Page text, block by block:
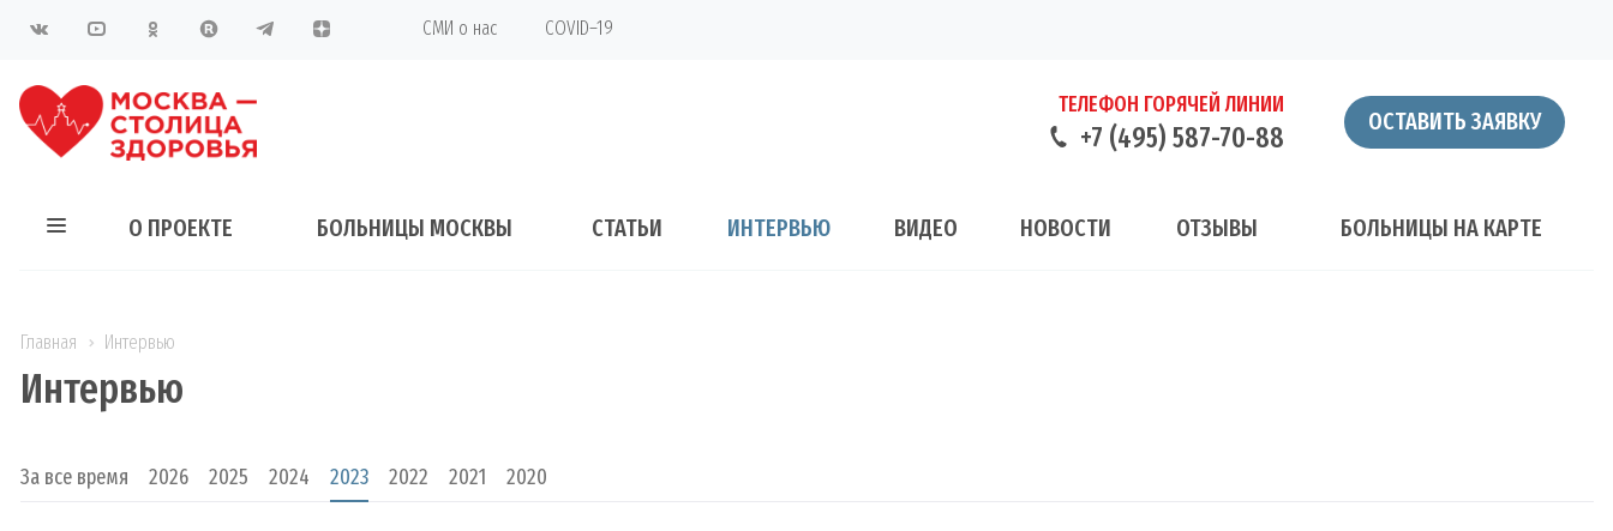
СМИ о нас COVID–19
ОСТАВИТЬ ЗАЯВКУ
ТЕЛЕФОН ГОРЯЧЕЙ ЛИНИИ
+7 (495) 587-70-88
О ПРОЕКТЕ БОЛЬНИЦЫ МОСКВЫ СТАТЬИ ИНТЕРВЬЮ ВИДЕО НОВОСТИ ОТЗЫВЫ БОЛЬНИЦЫ НА КАРТЕ
Главная Интервью
Интервью
За все время 2026 2025 2024 2023 2022 2021 2020